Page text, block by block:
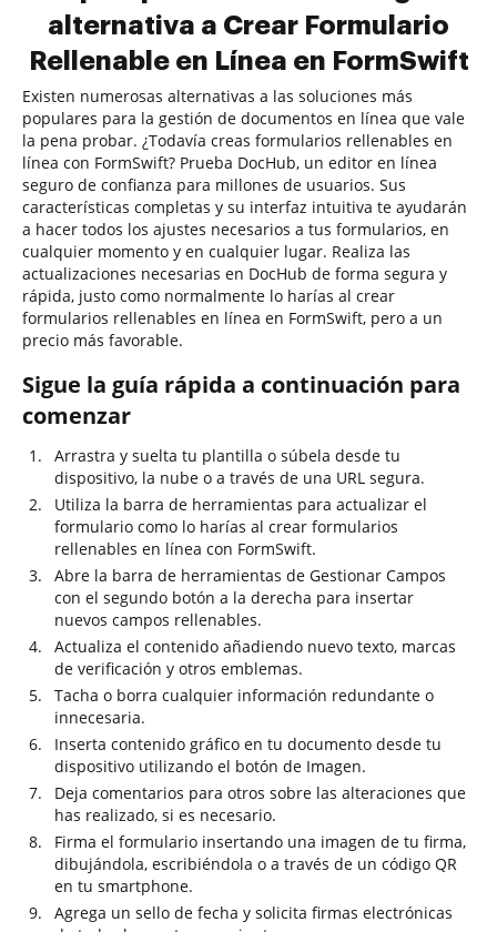
alternativa a Crear Formulario
Rellenable en Línea en FormSwift
Existen numerosas alternativas a las soluciones más
populares para la gestión de documentos en línea que vale
la pena probar. ¿Todavía creas formularios rellenables en
línea con FormSwift? Prueba DocHub, un editor en línea
seguro de confianza para millones de usuarios. Sus
características completas y su interfaz intuitiva te ayudarán
a hacer todos los ajustes necesarios a tus formularios, en
cualquier momento y en cualquier lugar. Realiza las
actualizaciones necesarias en DocHub de forma segura y
rápida, justo como normalmente lo harías al crear
formularios rellenables en línea en FormSwift, pero a un
precio más favorable.
Sigue la guía rápida a continuación para
comenzar
Arrastra y suelta tu plantilla o súbela desde tu
dispositivo, la nube o a través de una URL segura.
Utiliza la barra de herramientas para actualizar el
formulario como lo harías al crear formularios
rellenables en línea con FormSwift.
Abre la barra de herramientas de Gestionar Campos
con el segundo botón a la derecha para insertar
nuevos campos rellenables.
Actualiza el contenido añadiendo nuevo texto, marcas
de verificación y otros emblemas.
Tacha o borra cualquier información redundante o
innecesaria.
Inserta contenido gráfico en tu documento desde tu
dispositivo utilizando el botón de Imagen.
Deja comentarios para otros sobre las alteraciones que
has realizado, si es necesario.
Firma el formulario insertando una imagen de tu firma,
dibujándola, escribiéndola o a través de un código QR
en tu smartphone.
Agrega un sello de fecha y solicita firmas electrónicas